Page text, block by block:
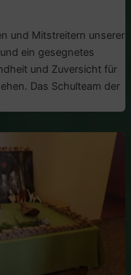
und Mitstreitern unserer
ein gesegnetes
und Zuversicht für
Das Schulteam der